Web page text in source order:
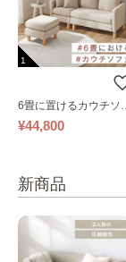
1
6畳に置けるカウチソフ
ァ｜ベージュ
¥44,800
新商品